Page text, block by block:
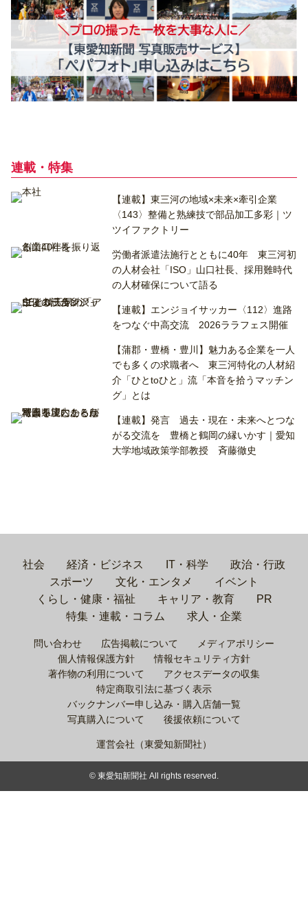
連載・特集
【連載】東三河の地域×未来×牽引企業
〈143〉整備と熟練技で部品加工多彩｜ツ
ツイファクトリー
労働者派遣法施行とともに40年 東三河初
の人材会社「ISO」山口社長、採用難時代
の人材確保について語る
【連載】エンジョイサッカー〈112〉進路
をつなぐ中高交流 2026ララフェス開催
【蒲郡・豊橋・豊川】魅力ある企業を一人
でも多くの求職者へ 東三河特化の人材紹
介「ひとtoひと」流「本音を拾うマッチン
グ」とは
【連載】発言 過去・現在・未来へとつな
がる交流を 豊橋と鶴岡の縁いかす｜愛知
大学地域政策学部教授 斉藤徹史
社会 経済・ビジネス IT・科学
政治・行政
スポーツ
文化・エンタメ
イベント
くらし・健康・福祉
キャリア・教育
PR
特集・連載・コラム
求人・企業
問い合わせ 広告掲載について
メディアポリシー
個人情報保護方針
情報セキュリティ方針
著作物の利用について
アクセスデータの収集
特定商取引法に基づく表示
バックナンバー申し込み・購入店舗一覧
写真購入について
後援依頼について
運営会社（東愛知新聞社）
© 東愛知新聞社 All rights reserved.